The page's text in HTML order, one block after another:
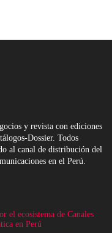
y revista con ediciones
Dossier. Todos
al canal de distribución del
en el Perú.
el ecosistema de Canales
en Perú